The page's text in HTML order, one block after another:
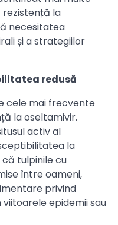
la
necesitatea
și a strategiilor
redusă
cele mai frecvente
la oseltamivir.
activ al
la
tulpinile cu
între oameni,
privind
epidemii sau